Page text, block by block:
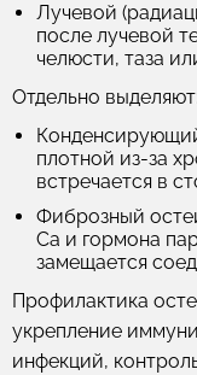
Лучевой
после лучевой
челюсти, таза
Отдельно выделяют:
плотной из-за
встречается в
Фиброзный
Ca и гормона
замещается
Профилактика
укрепление
инфекций,